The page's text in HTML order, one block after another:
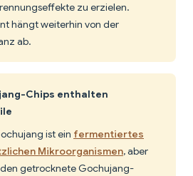
zu erzielen.
hängt weiterhin von der
ab.
Chips enthalten
ist ein fermentiertes
Mikroorganismen, aber
getrocknete Gochujang-